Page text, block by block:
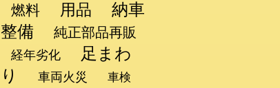
燃料 用品
納車
整備
純正部品再販
経年劣化
足まわ
り
車両火災 車検